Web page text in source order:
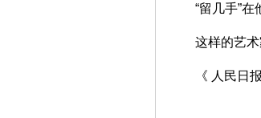
“留几手”
这样的艺
《 人民日